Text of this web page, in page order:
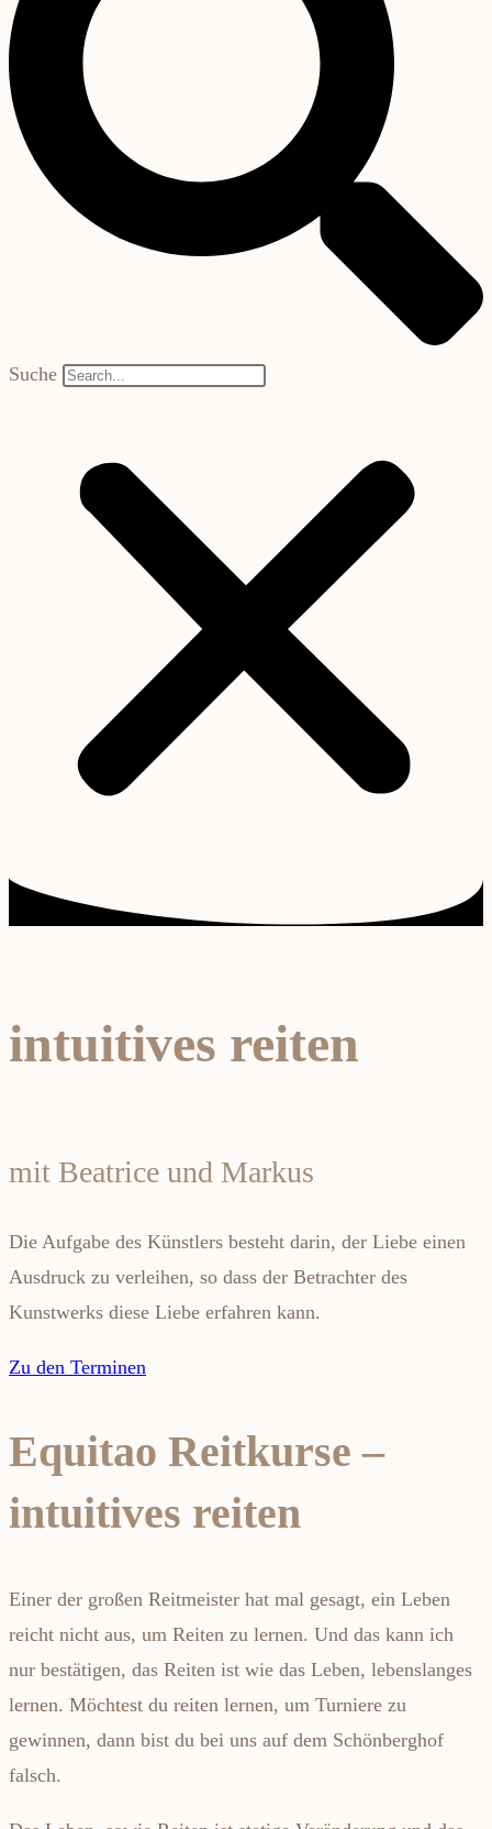
Suche
intuitives reiten
mit Beatrice und Markus
Die Aufgabe des Künstlers besteht darin, der Liebe einen
Ausdruck zu verleihen, so dass der Betrachter des
Kunstwerks diese Liebe erfahren kann.
Zu den Terminen
Equitao Reitkurse –
intuitives reiten
Einer der großen Reitmeister hat mal gesagt, ein Leben
reicht nicht aus, um Reiten zu lernen. Und das kann ich
nur bestätigen, das Reiten ist wie das Leben, lebenslanges
lernen. Möchtest du reiten lernen, um Turniere zu
gewinnen, dann bist du bei uns auf dem Schönberghof
falsch.